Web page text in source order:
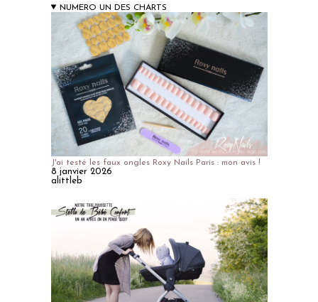
NUMERO UN DES CHARTS
J'ai testé les faux ongles Roxy Nails Paris : mon avis !
8 janvier 2026
alittleb